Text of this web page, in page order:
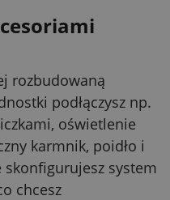
rozbudowaną
podłączysz np.
oświetlenie
karmnik, poidło i
skonfigurujesz system
chcesz